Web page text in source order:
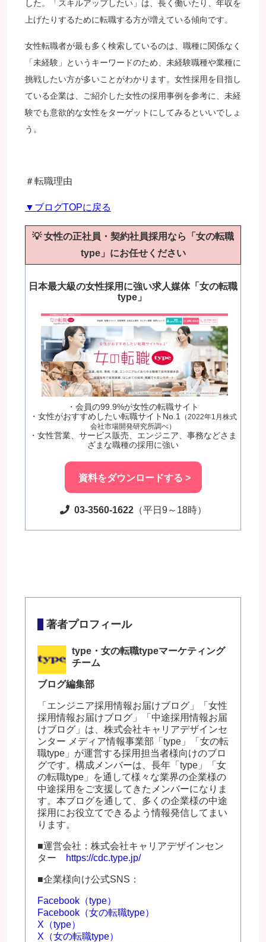
した。「スキルアップしたい」は、長く働いたり、年収を
上げたりするために転職する方が増えている傾向です。
女性転職者が最も多く検索しているのは、職種に関係なく
「未経験」というキーワードのため、未経験職種や業種に
挑戦したい方が多いことがわかります。女性採用を目指し
ている企業は、ご紹介した女性の採用事例を参考に、未経
験でも意欲的な女性をターゲットにしてみるといいでしょ
う。
＃転職理由
▼ブログTOPに戻る
💡女性の正社員・契約社員採用なら「女の転職
type」にお任せください
日本最大級の女性採用に強い求人媒体「女の転職
type」
・会員の99.9%が女性の転職サイト
・女性がおすすめしたい転職サイトNo.1 （2022年1月株式
会社市場開発研究所調べ）
・女性営業、サービス販売、エンジニア、事務などさま
ざまな職種の採用に強い
資料をダウンロードする >
03-3560-1622（平日9～18時）
著者プロフィール
type・女の転職typeマーケティング
チーム
ブログ編集部
「エンジニア採用情報お届けブログ」「女性
採用情報お届けブログ」「中途採用情報お届
けブログ」は、株式会社キャリアデザインセ
ンター メディア情報事業部「type」「女の転
職type」が運営する採用担当者様向けのブロ
グです。構成メンバーは、長年「type」「女
の転職type」を通して様々な業界の企業様の
中途採用をご支援してきたメンバーになりま
す。本ブログを通して、多くの企業様の中途
採用にお役立てできるよう情報発信してまい
ります。
■運営会社：株式会社キャリアデザインセン
ター
https://cdc.type.jp/
■企業様向け公式SNS：
Facebook（type）
Facebook（女の転職type）
X（type）
X（女の転職type）